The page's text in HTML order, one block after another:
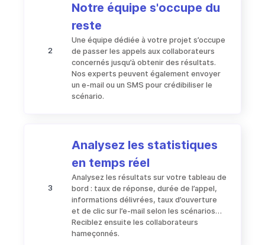
2
Notre équipe s'occupe du
reste
Une équipe dédiée à votre projet s’occupe
de passer les appels aux collaborateurs
concernés jusqu’à obtenir des résultats.
Nos experts peuvent également envoyer
un e-mail ou un SMS pour crédibiliser le
scénario.
3
Analysez les statistiques
en temps réel
Analysez les résultats sur votre tableau de
bord : taux de réponse, durée de l’appel,
informations délivrées, taux d’ouverture
et de clic sur l’e-mail selon les scénarios…
Reciblez ensuite les collaborateurs
hameçonnés.